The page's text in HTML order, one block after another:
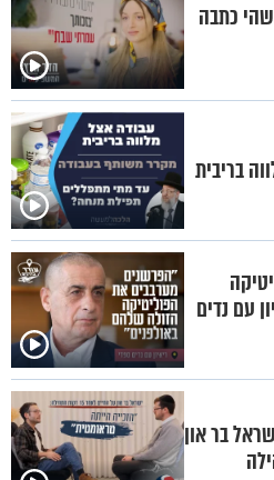
כתבה
בריבית
עם נדים
בר און